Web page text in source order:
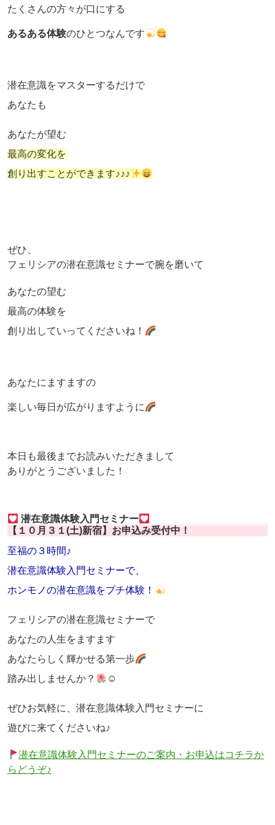
たくさんの方々が口にする
あるある体験のひとつなんです
潜在意識をマスターするだけで
あなたも
あなたが望む
最高の変化を
創り出すことができます♪♪♪
ぜひ、
フェリシアの潜在意識セミナーで腕を磨いて
あなたの望む
最高の体験を
創り出していってくださいね！
あなたにますますの
楽しい毎日が広がりますように
本日も最後までお読みいただきまして
ありがとうございました！
潜在意識体験入門セミナー
【１０月３１(土)新宿】お申込み受付中！
至福の３時間♪
潜在意識体験入門セミナーで、
ホンモノの潜在意識をプチ体験！
フェリシアの潜在意識セミナーで
あなたの人生をますます
あなたらしく輝かせる第一歩
踏み出しませんか？
☺
ぜひお気軽に、潜在意識体験入門セミナーに
遊びに来てくださいね♪
潜在意識体験入門セミナーのご案内・お申込はコチラか
らどうぞ♪